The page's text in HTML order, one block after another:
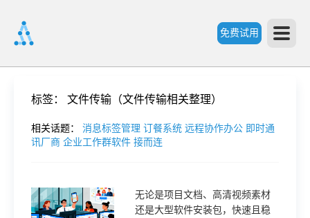
免费试用
标签： 文件传输（文件传输相关整理）
相关话题： 消息标签管理 订餐系统 远程协作办公 即时通
讯厂商 企业工作群软件 接而连
无论是项目文档、高清视频素材
还是大型软件安装包，快速且稳